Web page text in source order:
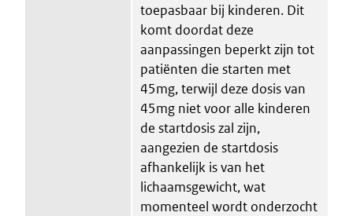
toepasbaar bij kinderen. Dit
komt doordat deze
aanpassingen beperkt zijn tot
patiënten die starten met
45mg, terwijl deze dosis van
45mg niet voor alle kinderen
de startdosis zal zijn,
aangezien de startdosis
afhankelijk is van het
lichaamsgewicht, wat
momenteel wordt onderzocht